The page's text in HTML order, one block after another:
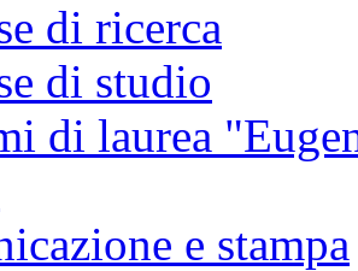
di ricerca
di studio
di laurea
e stampa